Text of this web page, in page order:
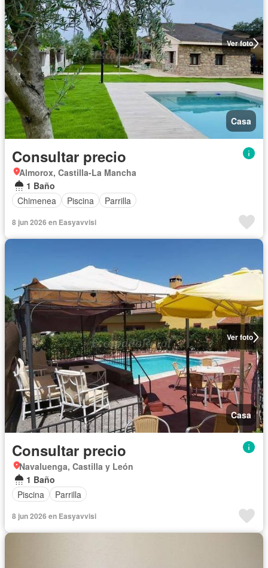
Ver foto
Casa
Consultar precio
Almorox, Castilla-La Mancha
1 Baño
Chimenea
Piscina Parrilla
8 jun 2026 en Easyavvisi
Ver foto
Casa
Consultar precio
Navaluenga, Castilla y León
1 Baño
Piscina
Parrilla
8 jun 2026 en Easyavvisi